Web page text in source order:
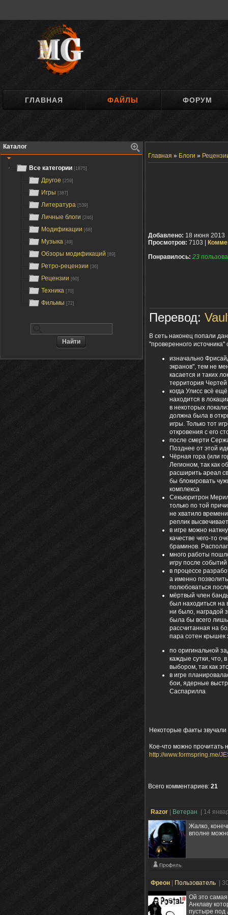
ГЛАВНАЯ ФАЙЛЫ ФОРУМ
Каталог
Все категории [1875]
Другое [259]
Игры [387]
Литература [539]
Личные блоги [246]
Модификации [68]
Музыка [49]
Обзоры модификаций [89]
Ретро-рецензии [36]
Рецензии [60]
Техника [70]
Фильмы [72]
Главная » Блоги »
Добавлено: 18 июня 2013
Просмотров: 7103 |
Понравилось: 23
Перевод:
В сеть наконец попали
"проверенного
изначально
экранов", тем не
касается и таких
территория Чертей
когда Улисс всё
находится в
в некоторых
должна была в
игры. Только тот
откровения с его
после смерти
Позднее от этой
Чёрная гора (или
Легионом, так как
расширить ареал
бы блокировать
комплекса
Секьюритрон
только по той
не хватило
реплик
в игре можно
качестве чего-то
браминов.
много работы
игру после
в процессе
а именно
полюбоваться
мёртвый член
был находиться на
ни было, наградой
была бы всего лишь
рассчитанная на
пара сотен крышек
по оригинальной
каждые сутки, что,
выбором, так как
в игре
бои, ядерные
Саспарилла
Некоторые факты
Кое-что можно прочитать
http://www.formspring.me/
Всего комментариев: 21
Razоr Ветеран
| 14
Жалко,
вполне
Фреон Пользователь
|
Ой это
Анклаву
пустыре под